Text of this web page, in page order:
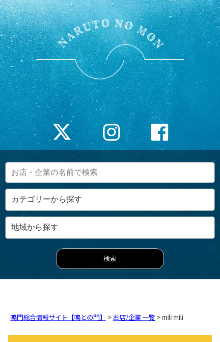
鳴門総合情報サイト【鳴との門】 > お店/企業 一覧 > mili mili